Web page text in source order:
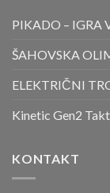
PIKADO – IGRA
ŠAHOVSKA
ELEKTRIČNI
Kinetic Gen2
KONTAKT